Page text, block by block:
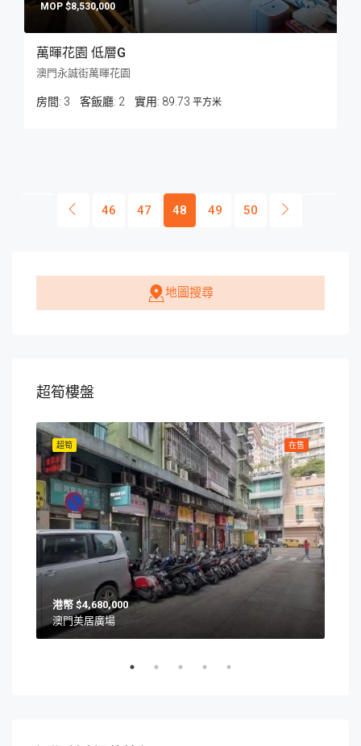
$8,530,000
萬暉花園 低層G
澳門永誠街萬暉花園
房間: 3 客飯廳: 2 89.73 平方米
46 47 48 49 50
地圖搜尋
超筍樓盤
在售
超筍
$4,680,000
澳門美居廣場